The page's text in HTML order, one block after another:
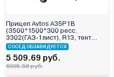
Прицеп Avtos A35P1B
(3500*1500*300 ресс.
3302(ГАЗ-1лист), R13, тент
400мм)
СОСЕД ОБЗАВИДУЕТСЯ
5 509.69 руб.
6005.56 руб.